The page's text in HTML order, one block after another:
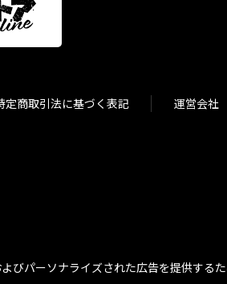
定商取引法に基づく表記 運営会社
びパーソナライズされた広告を提供する